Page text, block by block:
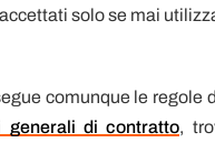
solo se mai
comunque le regole
generali di contratto,